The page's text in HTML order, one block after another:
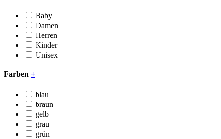
Baby
Damen
Herren
Kinder
Unisex
Farben +
blau
braun
gelb
grau
grün